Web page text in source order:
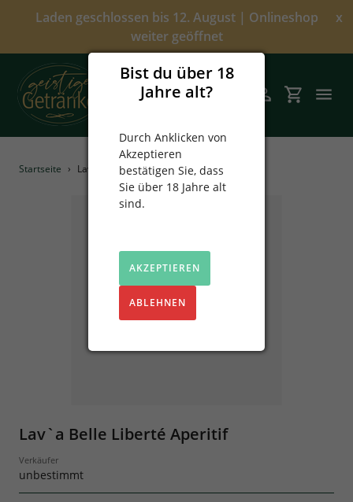
Bist du über 18
Jahre alt?
Durch Anklicken von
Akzeptieren
bestätigen Sie, dass
Sie über 18 Jahre alt
sind.
AKZEPTIEREN
ABLEHNEN
Laden geschlossen bis 12. August | Onlineshop
weiter geöffnet
x
SuchenEinloggen
Angebote
Startseite › Lav`a Belle Liberté Aperitif
Lav`a Belle Liberté Aperitif
Verkäufer
unbestimmt